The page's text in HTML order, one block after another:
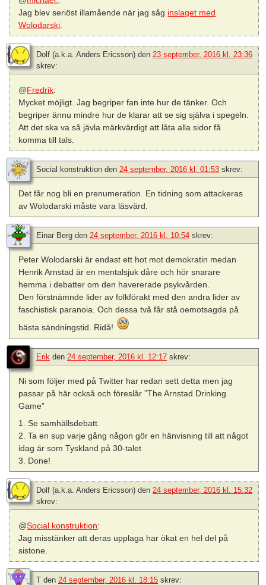
Jag blev seriöst illamående när jag såg inslaget med
Wolodarski
Dolf (a.k.a. Anders Ericsson) den 23 september, 2016 kl. 23:36
skrev:
@Fredrik:
Mycket möjligt. Jag begriper fan inte hur de tänker. Och
begriper ännu mindre hur de klarar att se sig själva i spegeln.
Att det ska va så jävla märkvärdigt att låta alla sidor få
komma till tals.
Social konstruktion den 24 september, 2016 kl. 01:53 skrev:
Det får nog bli en prenumeration. En tidning som attackeras
av Wolodarski måste vara läsvärd.
Einar Berg den 24 september, 2016 kl. 10:54 skrev:
Peter Wolodarski är endast ett hot mot demokratin medan
Henrik Arnstad är en mentalsjuk dåre och hör snarare
hemma i debatter om den havererade psykvården.
Den förstnämnde lider av folkförakt med den andra lider av
faschistisk paranoia. Och dessa två får stå oemotsagda på
bästa sändningstid. Ridå!
Erik den 24 september, 2016 kl. 12:17 skrev:
Ni som följer med på Twitter har redan sett detta men jag
passar på här också och föreslår ”The Arnstad Drinking
Game”
1. Se samhällsdebatt.
2. Ta en sup varje gång någon gör en hänvisning till att något
idag är som Tyskland på 30-talet
3. Done!
Dolf (a.k.a. Anders Ericsson) den 24 september, 2016 kl. 15:32
skrev:
@Social konstruktion:
Jag misstänker att deras upplaga har ökat en hel del på
sistone.
T den 24 september, 2016 kl. 18:15 skrev: